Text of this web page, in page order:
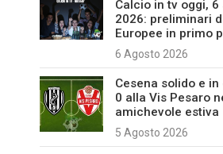
Calcio in tv oggi, 6
2026: preliminari
Europee in primo
6 Agosto 2026
Cesena solido e
0 alla Vis Pesaro
amichevole estiva
5 Agosto 2026